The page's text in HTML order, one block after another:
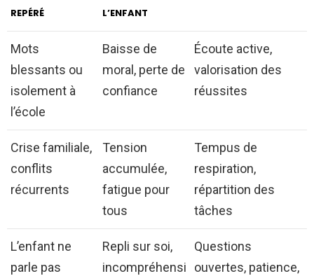
REPÉRÉ
L’ENFANT
Mots
blessants ou
isolement à
l’école
Baisse de
moral, perte de
confiance
Écoute active,
valorisation des
réussites
Crise familiale,
conflits
récurrents
Tension
accumulée,
fatigue pour
tous
Tempus de
respiration,
répartition des
tâches
L’enfant ne
parle pas
Repli sur soi,
incompréhensi
Questions
ouvertes, patience,